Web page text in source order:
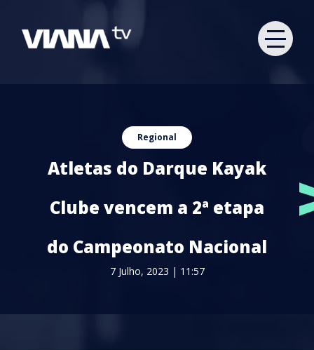
Regional
Atletas do Darque Kayak
Clube vencem a 2ª etapa
do Campeonato Nacional
7 Julho, 2023 | 11:57